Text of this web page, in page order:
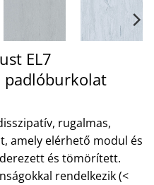
EL7
padlóburkolat
rugalmas,
amely elérhető modul és
és tömörített.
rendelkezik (<